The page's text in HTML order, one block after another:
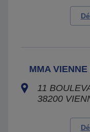
MMA
11
38200